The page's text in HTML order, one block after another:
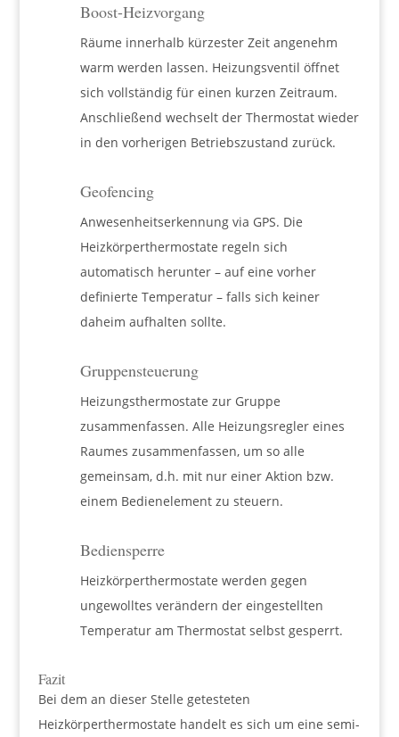
Boost-Heizvorgang
Räume innerhalb kürzester Zeit angenehm
warm werden lassen. Heizungsventil öffnet
sich vollständig für einen kurzen Zeitraum.
Anschließend wechselt der Thermostat wieder
in den vorherigen Betriebszustand zurück.
Geofencing
Anwesenheitserkennung via GPS. Die
Heizkörperthermostate regeln sich
automatisch herunter – auf eine vorher
definierte Temperatur – falls sich keiner
daheim aufhalten sollte.
Gruppensteuerung
Heizungsthermostate zur Gruppe
zusammenfassen. Alle Heizungsregler eines
Raumes zusammenfassen, um so alle
gemeinsam, d.h. mit nur einer Aktion bzw.
einem Bedienelement zu steuern.
Bediensperre
Heizkörperthermostate werden gegen
ungewolltes verändern der eingestellten
Temperatur am Thermostat selbst gesperrt.
Fazit
Bei dem an dieser Stelle getesteten
Heizkörperthermostate handelt es sich um eine semi-